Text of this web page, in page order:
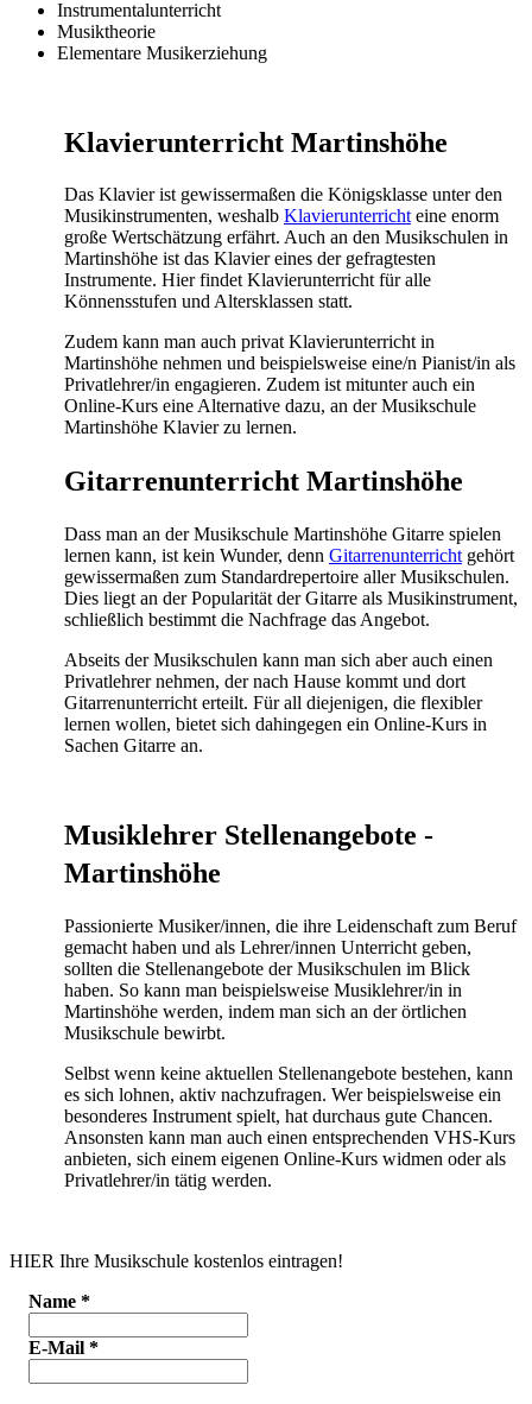
Instrumentalunterricht
Musiktheorie
Elementare Musikerziehung
Klavierunterricht Martinshöhe
Das Klavier ist gewissermaßen die Königsklasse unter den
Musikinstrumenten, weshalb Klavierunterrichteine enorm
große Wertschätzung erfährt. Auch an den Musikschulen in
Martinshöhe ist das Klavier eines der gefragtesten
Instrumente. Hier findet Klavierunterricht für alle
Könnensstufen und Altersklassen statt.
Zudem kann man auch privat Klavierunterricht in
Martinshöhe nehmen und beispielsweise eine/n Pianist/in als
Privatlehrer/in engagieren. Zudem ist mitunter auch ein
Online-Kurs eine Alternative dazu, an der Musikschule
Martinshöhe Klavier zu lernen.
Gitarrenunterricht Martinshöhe
Dass man an der Musikschule Martinshöhe Gitarre spielen
lernen kann, ist kein Wunder, denn Gitarrenunterricht gehört
gewissermaßen zum Standardrepertoire aller Musikschulen.
Dies liegt an der Popularität der Gitarre als Musikinstrument,
schließlich bestimmt die Nachfrage das Angebot.
Abseits der Musikschulen kann man sich aber auch einen
Privatlehrer nehmen, der nach Hause kommt und dort
Gitarrenunterricht erteilt. Für all diejenigen, die flexibler
lernen wollen, bietet sich dahingegen ein Online-Kurs in
Sachen Gitarre an.
Musiklehrer Stellenangebote -
Martinshöhe
Passionierte Musiker/innen, die ihre Leidenschaft zum Beruf
gemacht haben und als Lehrer/innen Unterricht geben,
sollten die Stellenangebote der Musikschulen im Blick
haben. So kann man beispielsweise Musiklehrer/in in
Martinshöhe werden, indem man sich an der örtlichen
Musikschule bewirbt.
Selbst wenn keine aktuellen Stellenangebote bestehen, kann
es sich lohnen, aktiv nachzufragen. Wer beispielsweise ein
besonderes Instrument spielt, hat durchaus gute Chancen.
Ansonsten kann man auch einen entsprechenden VHS-Kurs
anbieten, sich einem eigenen Online-Kurs widmen oder als
Privatlehrer/in tätig werden.
HIER Ihre Musikschule kostenlos eintragen!
Name *
E-Mail *